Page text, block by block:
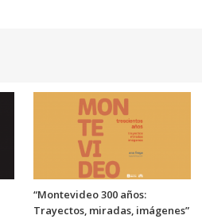
“Montevideo 300 años:
Trayectos, miradas, imágenes”